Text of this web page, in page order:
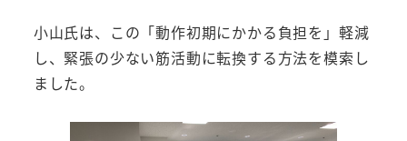
小山氏は、この「動作初期にかかる負担を」軽減
し、緊張の少ない筋活動に転換する方法を模索し
ました。